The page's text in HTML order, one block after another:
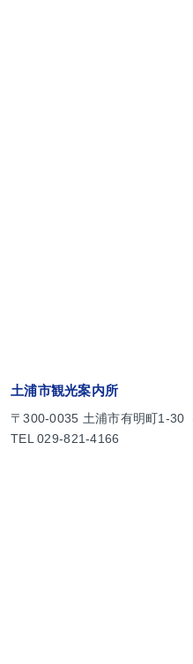
土浦市観光案内所
〒300-0035 土浦市有明町1-30
TEL 029-821-4166